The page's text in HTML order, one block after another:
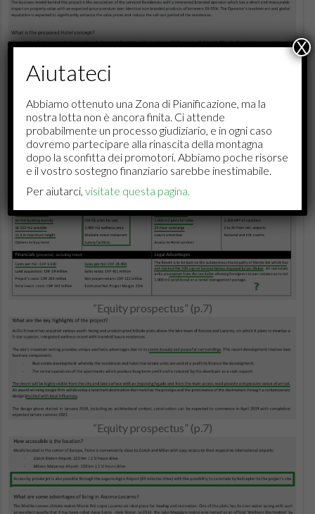
“Equity prospectus” (p.9)
“Equity prospectus” (p.7)
“Equity prospectus” (p.7)
Aiutateci
Abbiamo ottenuto una Zona di Pianificazione, ma la
nostra lotta non è ancora finita. Ci attende
probabilmente un processo giudiziario, e in ogni caso
dovremo partecipare alla rinascita della montagna
dopo la sconfitta dei promotori. Abbiamo poche risorse
e il vostro sostegno finanziario sarebbe inestimabile.
Per aiutarci,visitate questa pagina.
X